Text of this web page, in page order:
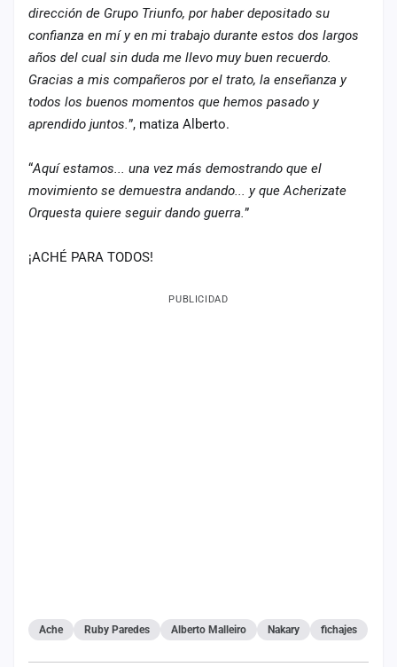
dirección de Grupo Triunfo, por haber depositado su
confianza en mí y en mi trabajo durante estos dos largos
años del cual sin duda me llevo muy buen recuerdo.
Gracias a mis compañeros por el trato, la enseñanza y
todos los buenos momentos que hemos pasado y
aprendido juntos.”, matiza Alberto.
“Aquí estamos... una vez más demostrando que el
movimiento se demuestra andando... y que Acherizate
Orquesta quiere seguir dando guerra.”
¡ACHÉ PARA TODOS!
PUBLICIDAD
Ache Ruby Paredes Alberto Malleiro Nakary fichajes